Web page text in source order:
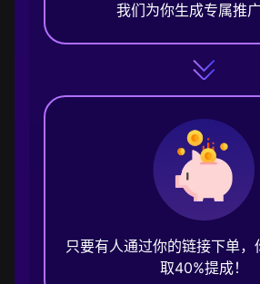
我们为你生成专属推
只要有人通过你的链接下单
取40%提成！